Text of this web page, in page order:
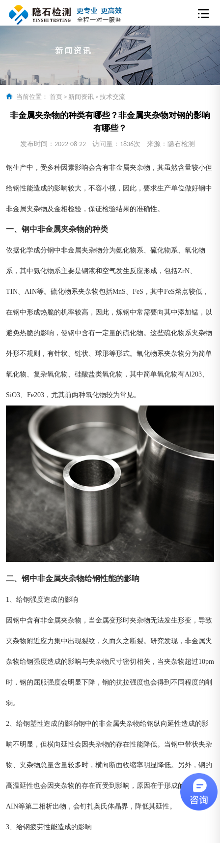
当前位置： 首页 > 新闻资讯 > 技术交流
非金属夹杂物的种类有哪些？非金属夹杂物对钢的影响
有哪些？
发布时间：2022-08-22 访问量：1836次 来源：隐石检测
钢生产中，受多种因素影响会含有非金属夹杂物，其虽然含量较小但
给钢性能造成的影响较大，不容小视，因此，要求生产单位做好钢中
非金属夹杂物及金相检验，保证检验结果的准确性。
一、钢中非金属夹杂物的种类
依据化学成分钢中非金属夹杂物分为氨化物系、硫化物系、氧化物
系，其中氨化物系主要是钢液和空气发生反应形成，包括ZrN、
TIN、AIN等。硫化物系夹杂物包括MnS、FeS，其中FeS熔点较低，
在钢中形成热脆的机率较高，因此，炼钢中常需要向其中添加锰，以
避免热脆的影响，使钢中含有一定量的硫化物。这些硫化物系夹杂物
外形不规则，有针状、链状、球形等形式。氧化物系夹杂物分为简单
氧化物、复杂氧化物、硅酸盐类氧化物，其中简单氧化物有Al203、
SiO3、Fe203，尤其前两种氧化物较为常见。
二、钢中非金属夹杂物给钢性能的影响
1、给钢强度造成的影响
因钢中含有非金属夹杂物，当金属变形时夹杂物无法发生形变，导致
夹杂物附近应力集中出现裂纹，久而久之断裂。研究发现，非金属夹
杂物给钢强度造成的影响与夹杂物尺寸密切相关，当夹杂物超过10pm
时，钢的屈服强度会明显下降，钢的抗拉强度也会得到不同程度的削
弱。
2、给钢塑性造成的影响钢中的非金属夹杂物给钢纵向延性造成的影
响不明显，但横向延性会因夹杂物的存在性能降低。当钢中带状夹杂
物、夹杂物总量含量较多时，横向断面收缩率明显降低。另外，钢的
高温延性也会因夹杂物的存在而受到影响，原因在于形成的TIN、
AIN等第二相析出物，会钉扎奥氏体晶界，降低其延性。
3、给钢疲劳性能造成的影响